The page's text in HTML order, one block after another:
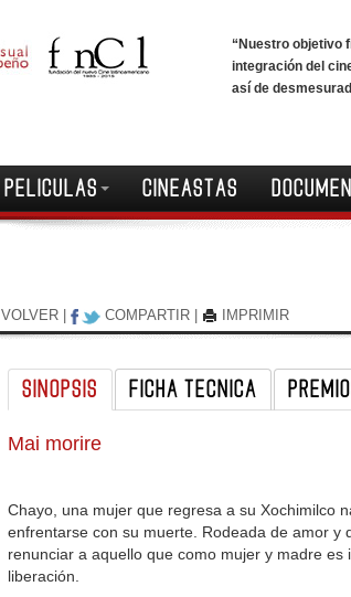
“Nuestro objetivo
integración del
así de
PELICULAS CINEASTAS
VOLVER COMPARTIR IMPRIMIR
SINOPSIS FICHA TECNICA
Mai morire
Chayo, una mujer que regresa a su Xochimilco
enfrentarse con su muerte. Rodeada de amor y
renunciar a aquello que como mujer y madre
liberación.